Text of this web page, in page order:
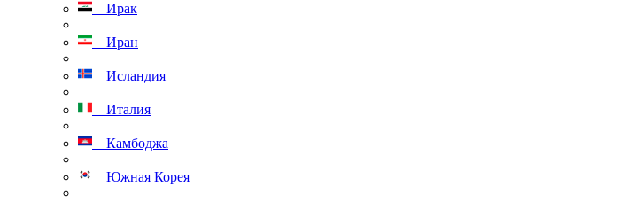
Ирак
Иран
Исландия
Италия
Камбоджа
Южная Корея